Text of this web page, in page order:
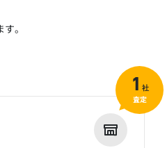
。
1 社
査定